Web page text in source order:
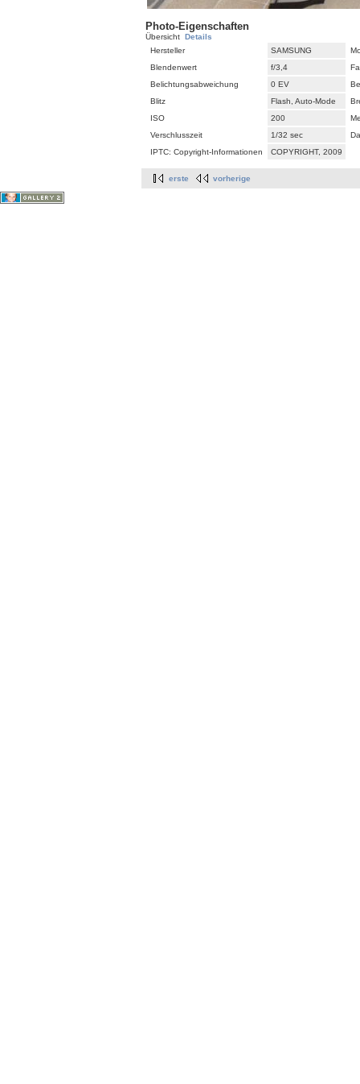
Photo-Eigenschaften
Übersicht Details
Hersteller
SAMSUNG
Blendenwert
f/3,4
Belichtungsabweichung
0 EV
Blitz
Flash, Auto-Mode
ISO
200
Verschlusszeit
1/32 sec
IPTC: Copyright-Informationen
COPYRIGHT, 2009
erste vorherige